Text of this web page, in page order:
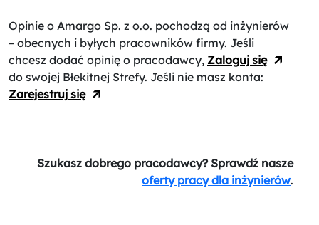
Opinie o Amargo Sp. z o.o. pochodzą od inżynierów
– obecnych i byłych pracowników firmy. Jeśli
chcesz dodać opinię o pracodawcy, Zaloguj się
do swojej Błekitnej Strefy. Jeśli nie masz konta:
Zarejestruj się
Szukasz dobrego pracodawcy? Sprawdź nasze
oferty pracy dla inżynierów.